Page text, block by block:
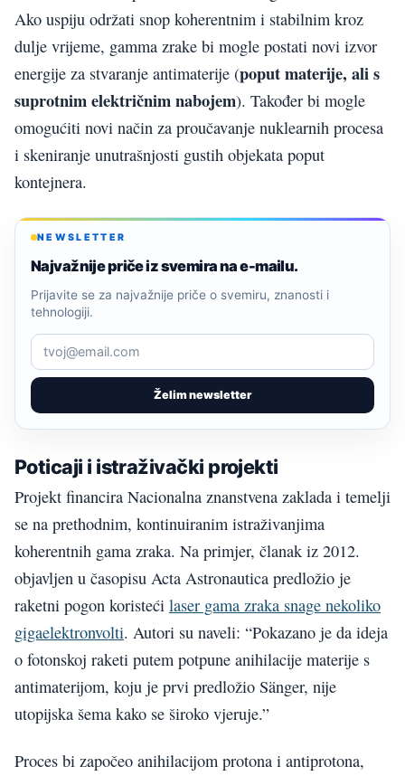
Ako uspiju održati snop koherentnim i stabilnim kroz
dulje vrijeme, gamma zrake bi mogle postati novi izvor
energije za stvaranje antimaterije (poput materije, ali s
suprotnim električnim nabojem). Također bi mogle
omogućiti novi način za proučavanje nuklearnih procesa
i skeniranje unutrašnjosti gustih objekata poput
kontejnera.
NEWSLETTER
Najvažnije priče iz svemira na e-mailu.
Želim newsletter
Prijavite se za najvažnije priče o svemiru, znanosti i
tehnologiji.
Poticaji i istraživački projekti
Projekt financira Nacionalna znanstvena zaklada i temelji
se na prethodnim, kontinuiranim istraživanjima
koherentnih gama zraka. Na primjer, članak iz 2012.
objavljen u časopisu Acta Astronautica predložio je
raketni pogon koristeći laser gama zraka snage nekoliko
gigaelektronvolti. Autori su naveli: “Pokazano je da ideja
o fotonskoj raketi putem potpune anihilacije materije s
antimaterijom, koju je prvi predložio Sänger, nije
utopijska šema kako se široko vjeruje.”
Proces bi započeo anihilacijom protona i antiprotona,